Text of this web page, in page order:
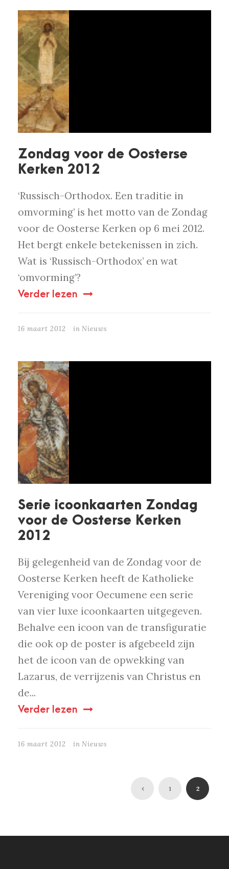
Zondag voor de Oosterse
Kerken 2012
‘Russisch-Orthodox. Een traditie in
omvorming’ is het motto van de Zondag
voor de Oosterse Kerken op 6 mei 2012.
Het bergt enkele betekenissen in zich.
Wat is ‘Russisch-Orthodox’ en wat
‘omvorming’?
Verder lezen
16 maart 2012 in Nieuws
Serie icoonkaarten Zondag
voor de Oosterse Kerken
2012
Bij gelegenheid van de Zondag voor de
Oosterse Kerken heeft de Katholieke
Vereniging voor Oecumene een serie
van vier luxe icoonkaarten uitgegeven.
Behalve een icoon van de transfiguratie
die ook op de poster is afgebeeld zijn
het de icoon van de opwekking van
Lazarus, de verrijzenis van Christus en
de...
Verder lezen
16 maart 2012 in Nieuws
1 2